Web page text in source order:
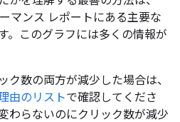
マンス レポートにある主要な
。このグラフには多くの情報が
ク数の両方が減少した場合は、
由のリストで確認してくださ
わらないのにクリック数が減少